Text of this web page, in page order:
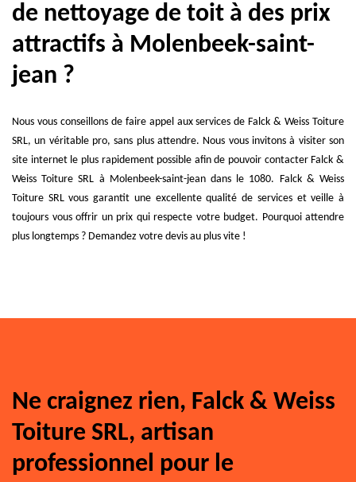
de nettoyage de toit à des prix
attractifs à Molenbeek-saint-
jean ?
Nous vous conseillons de faire appel aux services de Falck & Weiss Toiture
SRL, un véritable pro, sans plus attendre. Nous vous invitons à visiter son
site internet le plus rapidement possible afin de pouvoir contacter Falck &
Weiss Toiture SRL à Molenbeek-saint-jean dans le 1080. Falck & Weiss
Toiture SRL vous garantit une excellente qualité de services et veille à
toujours vous offrir un prix qui respecte votre budget. Pourquoi attendre
plus longtemps ? Demandez votre devis au plus vite !
Ne craignez rien, Falck & Weiss
Toiture SRL, artisan
professionnel pour le